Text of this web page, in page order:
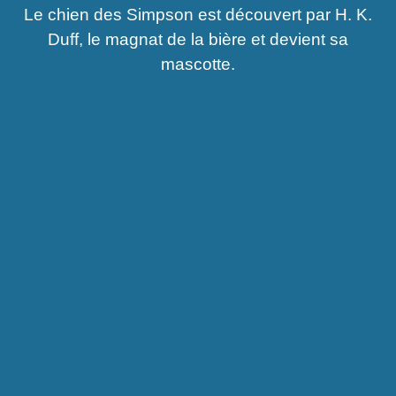
Le chien des Simpson est découvert par H. K.
Duff, le magnat de la bière et devient sa
mascotte.